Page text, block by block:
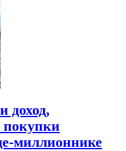
доход,
покупки
миллионнике